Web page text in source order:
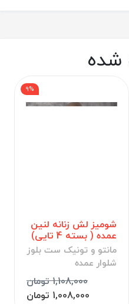
شده
شومیز لش زنانه لنین
عمده ( بسته 4 تایی)
مانتو و تونیک ست بلوز
شلوار عمده
1,108,000 تومان
9%
1,008,000 تومان